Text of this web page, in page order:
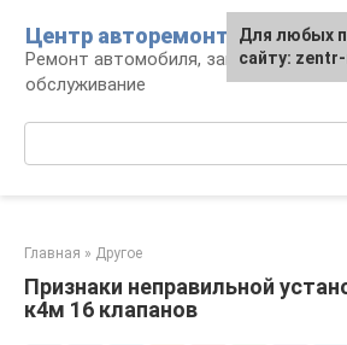
контенту
Центр авторемонта
Ремонт автомобиля, запчасти и
обслуживание
Главная » Другое
Признаки неправильной
к4м 16 клапанов
Для любых
сайту: